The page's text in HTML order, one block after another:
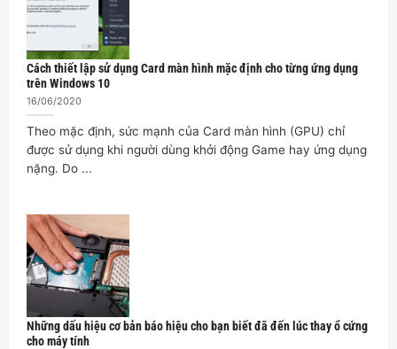
Cách thiết lập sử dụng Card màn hình mặc định cho từng ứng dụng
trên Windows 10
16/06/2020
Theo mặc định, sức mạnh của Card màn hình (GPU) chỉ
được sử dụng khi người dùng khởi động Game hay ứng dụng
nặng. Do ...
Những dấu hiệu cơ bản báo hiệu cho bạn biết đã đến lúc thay ổ cứng
cho máy tính